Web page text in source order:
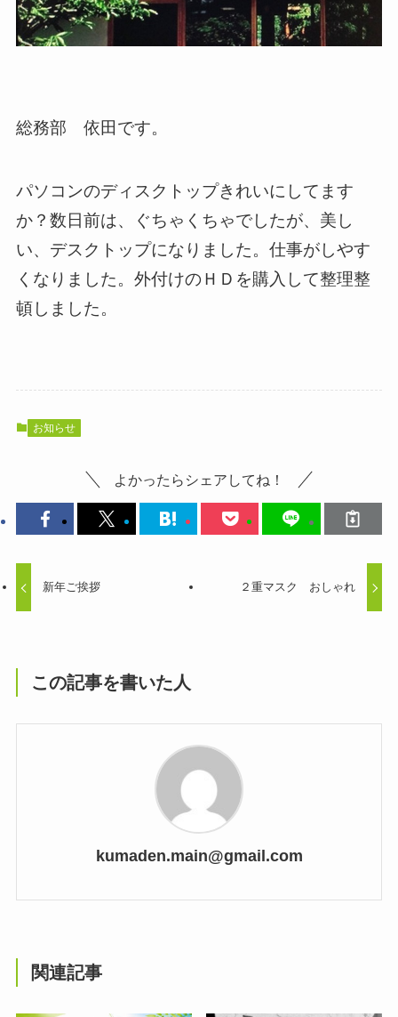
総務部 依田です。
パソコンのディスクトップきれいにしてます
か？数日前は、ぐちゃくちゃでしたが、美し
い、デスクトップになりました。仕事がしやす
くなりました。外付けのＨＤを購入して整理整
頓しました。
お知らせ
よかったらシェアしてね！
新年ご挨拶 ２重マスク おしゃれ
この記事を書いた人
kumaden.main@gmail.com
関連記事